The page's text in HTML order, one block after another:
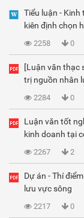
Tiểu luận -
kiên định chọn
2258 0
[Luận văn thạc
trị nguồn nhân
2284 0
Luận văn tốt
kinh doanh tại
2267 2
Dự án - Thí
lưu vực sông
2217 0